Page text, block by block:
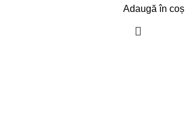
Adaugă în coș